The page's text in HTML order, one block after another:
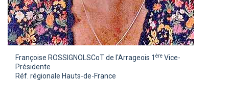
Françoise ROSSIGNOLSCoT de l'Arrageois 1 ère Vice-
Présidente
Réf. régionale Hauts-de-France